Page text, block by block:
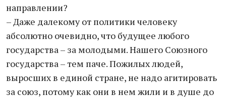
направлении?
– Даже далекому от политики человеку
абсолютно очевидно, что будущее любого
государства – за молодыми. Нашего Союзного
государства – тем паче. Пожилых людей,
выросших в единой стране, не надо агитировать
за союз, потому как они в нем жили и в душе до